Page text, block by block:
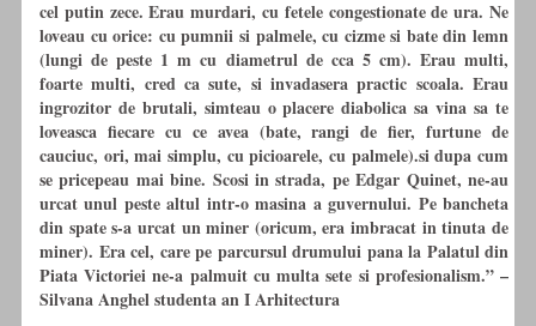
cel putin zece. Erau murdari, cu fetele congestionate de ura. Ne
loveau cuorice: cupumnii si palmele,cu cizme si bate din lemn
(lungi de peste 1 mcu diametrul de cca 5 cm). Erau multi,
foarte multi, cred ca sute, si invadasera practic scoala. Erau
ingrozitor de brutali, simteau o placere diabolica sa vina sa te
loveasca fiecare cuce avea (bate, rangi de fier, furtune de
cauciuc, ori, mai simplu, cupicioarele,cu palmele).si dupa cum
se pricepeau mai bine. Scosi in strada, pe Edgar Quinet, ne-au
urcat unul peste altul intr-o masina a guvernului. Pe bancheta
din spate s-a urcat un miner (oricum, era imbracat in tinuta de
miner). Era cel, care pe parcursul drumului pana la Palatul din
Piata Victoriei ne-a palmuit cumulta sete si profesionalism.” –
Silvana Anghel studenta an I Arhitectura